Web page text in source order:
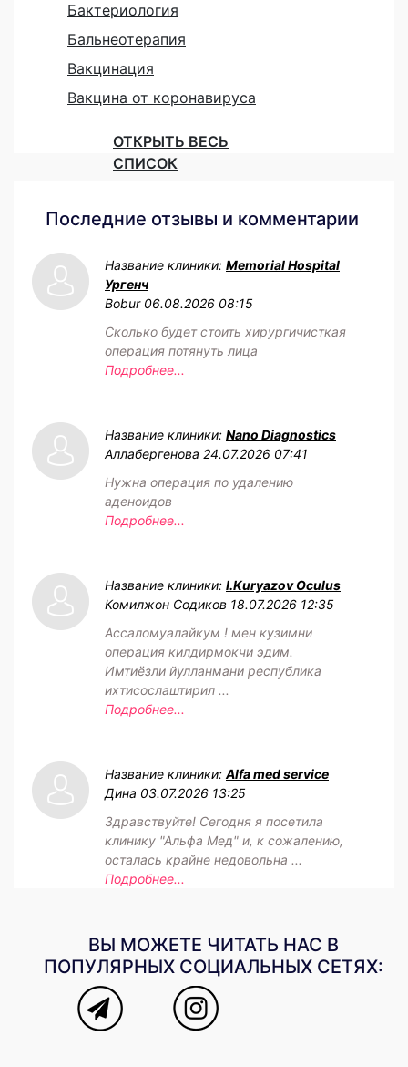
Бактериология
Бальнеотерапия
Вакцинация
Вакцина от коронавируса
ОТКРЫТЬ ВЕСЬ
СПИСОК
Последние отзывы и комментарии
Название клиники: Memorial Hospital
Ургенч
Bobur 06.08.2026 08:15
Сколько будет стоить хирургичисткая
операция потянуть лица
Подробнее...
Название клиники: Nano Diagnostics
Аллабергенова 24.07.2026 07:41
Нужна операция по удалению
аденоидов
Подробнее...
Название клиники: I.Kuryazov Oculus
Комилжон Содиков 18.07.2026 12:35
Ассаломуалайкум ! мен кузимни
операция килдирмокчи эдим.
Имтиёзли йулланмани республика
ихтисослаштирил ...
Подробнее...
Название клиники:Alfa med service
Дина 03.07.2026 13:25
Здравствуйте! Сегодня я посетила
клинику "Альфа Мед" и, к сожалению,
осталась крайне недовольна ...
Подробнее...
ВЫ МОЖЕТЕ ЧИТАТЬ НАС В
ПОПУЛЯРНЫХ СОЦИАЛЬНЫХ СЕТЯХ: